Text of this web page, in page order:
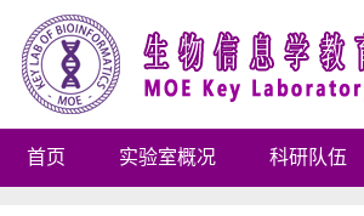
首页 实验室概况 科研队伍